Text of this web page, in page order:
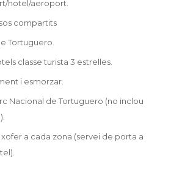
hotel/aeroport.
compartits
Tortuguero.
classe turista 3 estrelles.
i esmorzar.
Nacional de Tortuguero (no inclou
xofer a cada zona (servei de porta a